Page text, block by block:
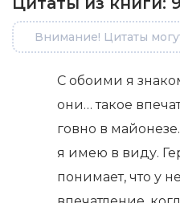
Внимание! Цитаты
С обоими я
они… такое
говно в
я имею в виду.
понимает, что у